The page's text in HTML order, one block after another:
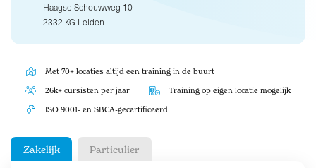
Haagse Schouwweg 10
2332 KG Leiden
Met 70+ locaties altijd een training in de buurt
26k+ cursisten per jaar Training op eigen locatie mogelijk
ISO 9001- en SBCA-gecertificeerd
Zakelijk Particulier